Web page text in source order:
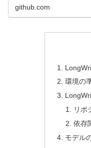
github.com
環境の
リポ
依存
モデル